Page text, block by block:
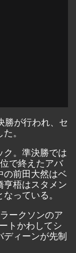
勝が行われ、セ
。
ク。準決勝では
で終えたアバ
の前田大然はベ
亨梧はスタメン
っている。
ークソンのア
トかわしてシ
ディーンが先制